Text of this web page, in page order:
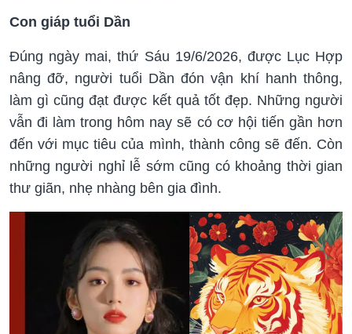
Con giáp tuổi Dần
Đúng ngày mai, thứ Sáu 19/6/2026, được Lục Hợp
nâng đỡ, người tuổi Dần đón vận khí hanh thông,
làm gì cũng đạt được kết quả tốt đẹp. Những người
vẫn đi làm trong hôm nay sẽ có cơ hội tiến gần hơn
đến với mục tiêu của mình, thành công sẽ đến. Còn
những người nghỉ lễ sớm cũng có khoảng thời gian
thư giãn, nhẹ nhàng bên gia đình.